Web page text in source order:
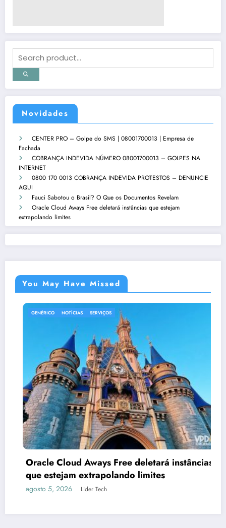
Novidades
CENTER PRO – Golpe do SMS | 08001700013 | Empresa de
Fachada
COBRANÇA INDEVIDA NÚMERO 08001700013 – GOLPES NA
INTERNET
0800 170 0013 COBRANÇA INDEVIDA PROTESTOS – DENUNCIE
AQUI
Fauci Sabotou o Brasil? O Que os Documentos Revelam
Oracle Cloud Aways Free deletará instâncias que estejam
extrapolando limites
You May Have Missed
GENÉRICO NOTÍCIAS SERVIÇOS
Oracle Cloud Aways Free deletará instâncias
que estejam extrapolando limites
agosto 5, 2026 Lider Tech